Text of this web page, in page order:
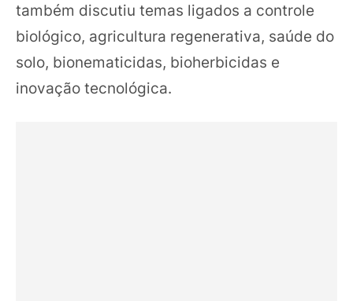
também discutiu temas ligados a controle
biológico, agricultura regenerativa, saúde do
solo, bionematicidas, bioherbicidas e
inovação tecnológica.